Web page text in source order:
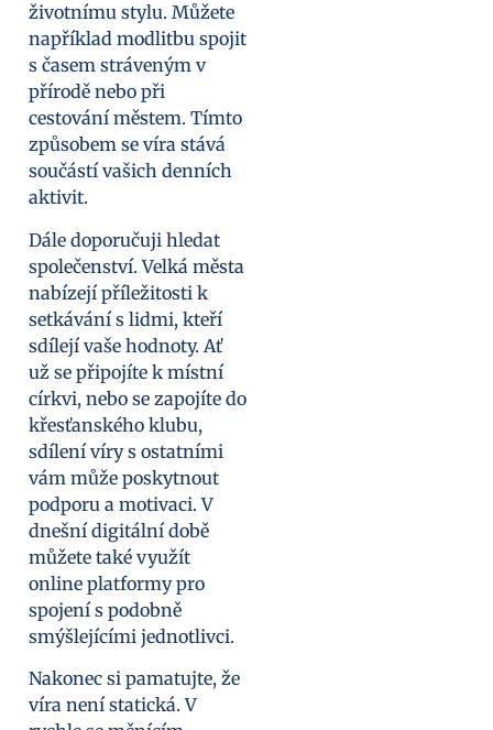
životnímu stylu. Můžete
například modlitbu spojit
s časem stráveným v
přírodě nebo při
cestování městem. Tímto
způsobem se víra stává
součástí vašich denních
aktivit.
Dále doporučuji hledat
společenství. Velká města
nabízejí příležitosti k
setkávání s lidmi, kteří
sdílejí vaše hodnoty. Ať
už se připojíte k místní
církvi, nebo se zapojíte do
křesťanského klubu,
sdílení víry s ostatními
vám může poskytnout
podporu a motivaci. V
dnešní digitální době
můžete také využít
online platformy pro
spojení s podobně
smýšlejícími jednotlivci.
Nakonec si pamatujte, že
víra není statická. V